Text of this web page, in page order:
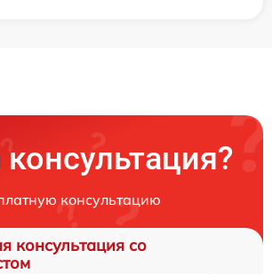
консультацию
консультация со